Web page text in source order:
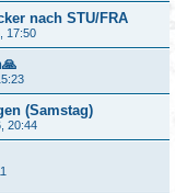
nach STU/FRA
17:50
(Samstag)
20:44